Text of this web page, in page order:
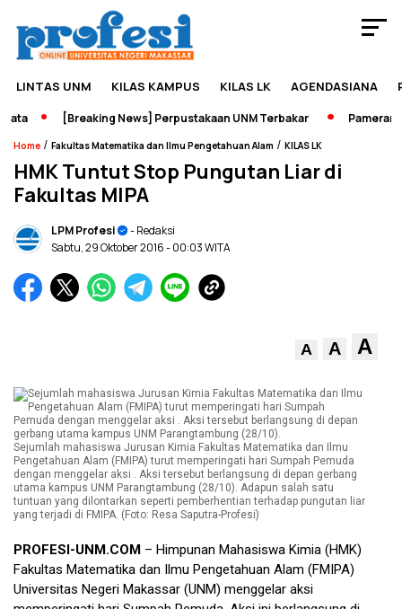
LINTAS UNM KILAS KAMPUS KILAS LK AGENDASIANA
[Breaking News] Perpustakaan UNM Terbakar Pameran
Home / Fakultas Matematika dan Ilmu Pengetahuan Alam / KILAS LK
HMK Tuntut Stop Pungutan Liar di
Fakultas MIPA
LPM Profesi
- Redaksi
Sabtu, 29 Oktober 2016- 00:03 WITA
A A A
Sejumlah mahasiswa Jurusan Kimia Fakultas Matematika dan Ilmu
Pengetahuan Alam (FMIPA) turut memperingati hari Sumpah Pemuda
dengan menggelar aksi . Aksi tersebut berlangsung di depan gerbang
utama kampus UNM Parangtambung (28/10). Adapun salah satu
tuntuan yang dilontarkan seperti pemberhentian terhadap pungutan liar
yang terjadi di FMIPA. (Foto: Resa Saputra-Profesi)
PROFESI-UNM.COM – Himpunan Mahasiswa Kimia (HMK)
Fakultas Matematika dan Ilmu Pengetahuan Alam (FMIPA)
Universitas Negeri Makassar (UNM) menggelar aksi